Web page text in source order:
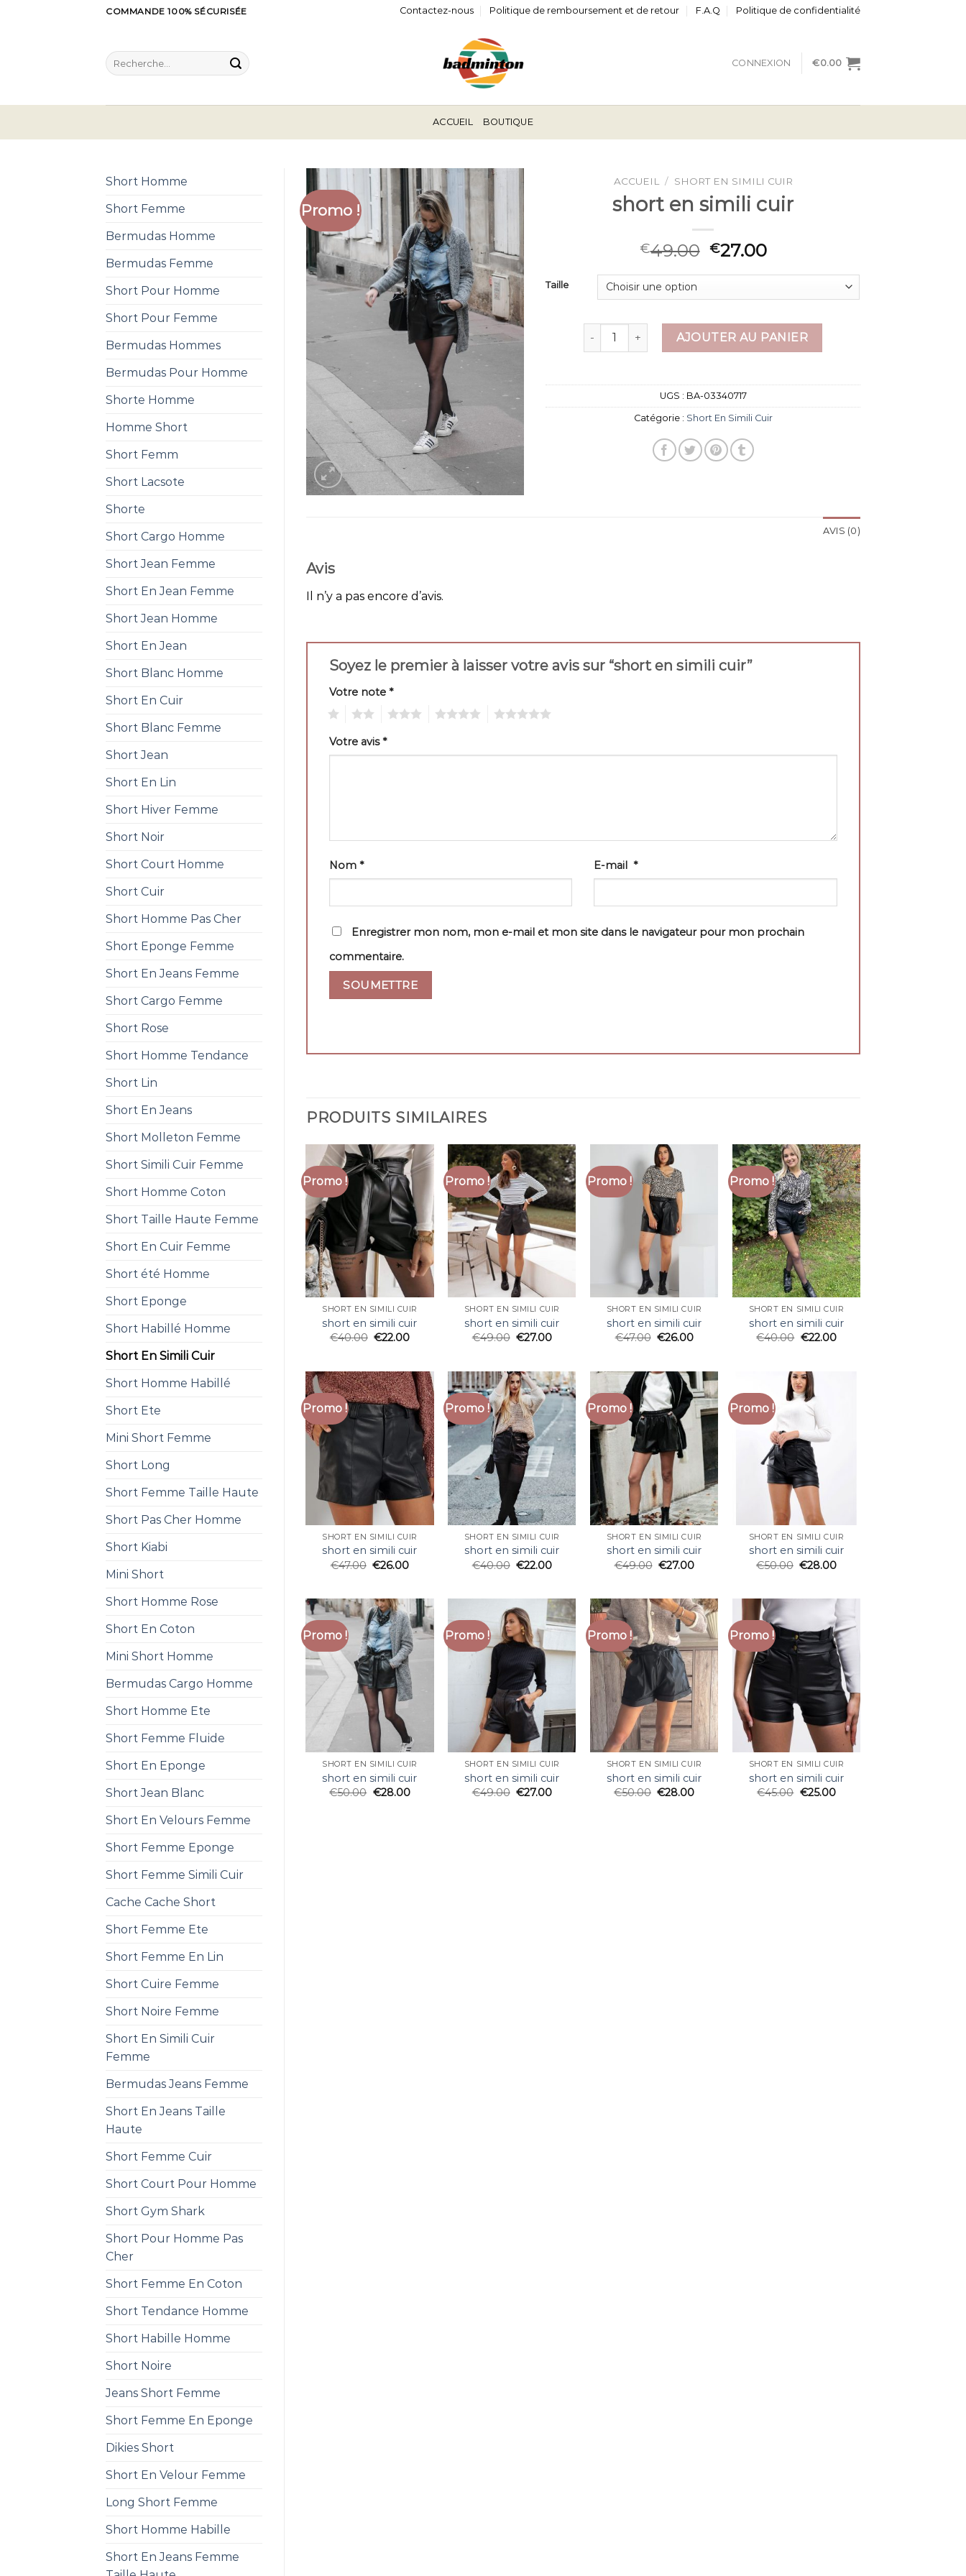
COMMANDE 100% SÉCURISÉE Contactez-nous Politique de remboursement et de retour F.A.Q Politique de confidentialité
Recherche
pour :
CONNEXION €0.00
ACCUEIL BOUTIQUE
Short Homme
Short Femme
Bermudas Homme
Bermudas Femme
Short Pour Homme
Short Pour Femme
Bermudas Hommes
Bermudas Pour Homme
Shorte Homme
Homme Short
Short Femm
Short Lacsote
Shorte
Short Cargo Homme
Short Jean Femme
Short En Jean Femme
Short Jean Homme
Short En Jean
Short Blanc Homme
Short En Cuir
Short Blanc Femme
Short Jean
Short En Lin
Short Hiver Femme
Short Noir
Short Court Homme
Short Cuir
Short Homme Pas Cher
Short Eponge Femme
Short En Jeans Femme
Short Cargo Femme
Short Rose
Short Homme Tendance
Short Lin
Short En Jeans
Short Molleton Femme
Short Simili Cuir Femme
Short Homme Coton
Short Taille Haute Femme
Short En Cuir Femme
Short été Homme
Short Eponge
Short Habillé Homme
Short En Simili Cuir
Short Homme Habillé
Short Ete
Mini Short Femme
Short Long
Short Femme Taille Haute
Short Pas Cher Homme
Short Kiabi
Mini Short
Short Homme Rose
Short En Coton
Mini Short Homme
Bermudas Cargo Homme
Short Homme Ete
Short Femme Fluide
Short En Eponge
Short Jean Blanc
Short En Velours Femme
Short Femme Eponge
Short Femme Simili Cuir
Cache Cache Short
Short Femme Ete
Short Femme En Lin
Short Cuire Femme
Short Noire Femme
Short En Simili Cuir
Femme
Bermudas Jeans Femme
Short En Jeans Taille
Haute
Short Femme Cuir
Short Court Pour Homme
Short Gym Shark
Short Pour Homme Pas
Cher
Short Femme En Coton
Short Tendance Homme
Short Habille Homme
Short Noire
Jeans Short Femme
Short Femme En Eponge
Dikies Short
Short En Velour Femme
Long Short Femme
Short Homme Habille
Short En Jeans Femme
Promo !
ACCUEIL / SHORT EN SIMILI CUIR
short en simili cuir
€49.00 €27.00
Taille
quantité de short en simili cuirAJOUTER AU PANIER
UGS : BA-03340717
Catégorie : Short En Simili Cuir
AVIS (0)
Avis
Il n’y a pas encore d’avis.
Soyez le premier à laisser votre avis sur “short en simili cuir”
Votre note *
Votre avis*
Nom * E-mail*
Enregistrer mon nom, mon e-mail et mon site dans le navigateur pour mon prochain
commentaire.
PRODUITS SIMILAIRES
Promo !
SHORT EN SIMILI CUIR
short en simili cuir
€40.00 €22.00
Promo !
SHORT EN SIMILI CUIR
short en simili cuir
€49.00 €27.00
Promo !
SHORT EN SIMILI CUIR
short en simili cuir
€47.00 €26.00
Promo !
SHORT EN SIMILI CUIR
short en simili cuir
€40.00 €22.00
Promo !
SHORT EN SIMILI CUIR
short en simili cuir
€47.00 €26.00
Promo !
SHORT EN SIMILI CUIR
short en simili cuir
€40.00 €22.00
Promo !
SHORT EN SIMILI CUIR
short en simili cuir
€49.00 €27.00
Promo !
SHORT EN SIMILI CUIR
short en simili cuir
€50.00 €28.00
Promo !
SHORT EN SIMILI CUIR
short en simili cuir
€50.00 €28.00
Promo !
SHORT EN SIMILI CUIR
short en simili cuir
€49.00 €27.00
Promo !
SHORT EN SIMILI CUIR
short en simili cuir
€50.00 €28.00
Promo !
SHORT EN SIMILI CUIR
short en simili cuir
€45.00 €25.00